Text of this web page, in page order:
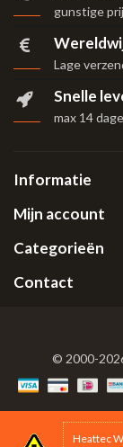
gunstige
Lage
Snelle
max 14
Informatie
Mijn account
Categorieën
Contact
© 2000-
Heattec